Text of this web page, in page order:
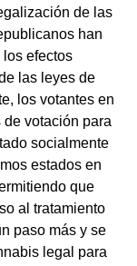
de las
han
efectos
las leyes de
los votantes en
de votación para
socialmente
estados en
que
al tratamiento
paso más y se
legal para